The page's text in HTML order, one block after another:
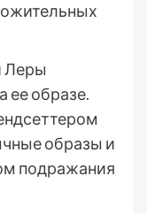
Леры
ее образе.
образы и
подражания